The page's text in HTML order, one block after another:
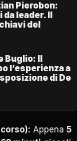
Pierobon:
leader. Il
del
Il
l’esperienza a
di De
Appena 5